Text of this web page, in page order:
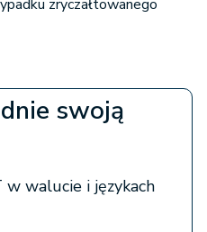
zryczałtowanego
swoją
walucie i językach